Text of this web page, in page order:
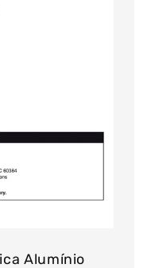
Alumínio